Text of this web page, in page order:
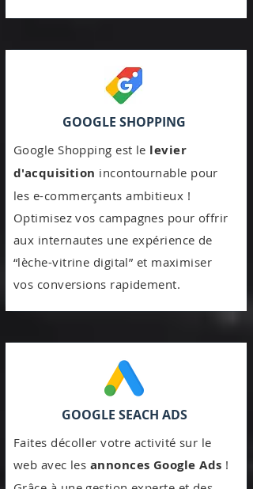
GOOGLE SHOPPING
Google Shopping est le levier
d'acquisition incontournable pour
les e-commerçants ambitieux !
Optimisez vos campagnes pour offrir
aux internautes une expérience de
“lèche-vitrine digital” et maximiser
vos conversions rapidement.
GOOGLE SEACH ADS
Faites décoller votre activité sur le
web avec les annonces Google Ads !